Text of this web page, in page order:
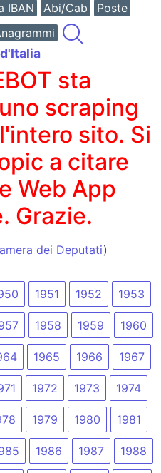
IBAN Abi/Cab
Poste
sta
scraping
sito. Si
a citare
Web App
Grazie.
dei Deputati)
1951 1952 1953
1958 1959 1960
1965 1966 1967
1972 1973 1974
1979 1980 1981
1986 1987 1988